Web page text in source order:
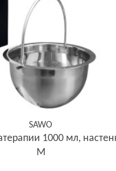
SAWO
1000 мл,
M